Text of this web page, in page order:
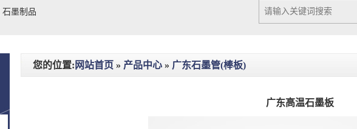
石墨制品
您的位置: 网站首页 » 产品中心 » 广东石墨管(棒板)
广东高温石墨板